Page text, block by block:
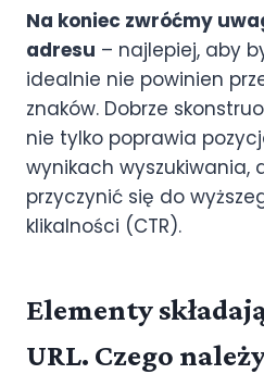
Na koniec zwróćmy
adresu – najlepiej, aby
idealnie nie powinien
znaków. Dobrze
nie tylko poprawia
wynikach wyszukiwania,
przyczynić się do
klikalności (CTR).
Elementy
URL. Czego